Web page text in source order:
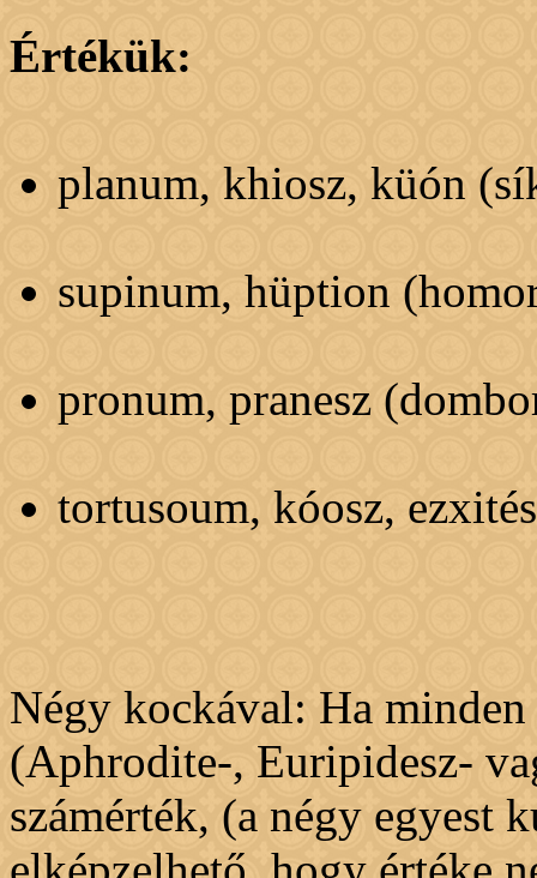
Értékük:
planum, khiosz, küón
supinum, hüption
pronum, pranesz
tortusoum, kóosz,
Négy kockával: Ha
(Aphrodite-, Euripidesz-
számérték, (a négy egyest